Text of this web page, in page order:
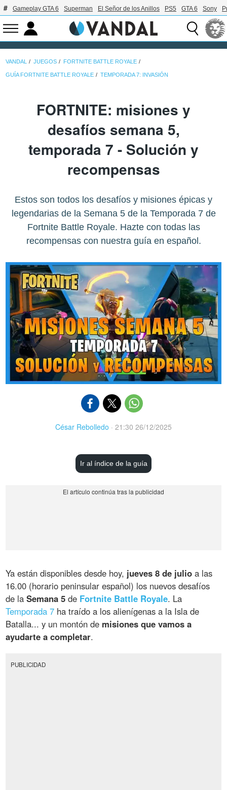
Gameplay GTA 6 Superman El Señor de los Anillos PS5 GTA 6 Sony
VANDAL JUEGOS FORTNITE BATTLE ROYALE
GUÍA FORTNITE BATTLE ROYALE TEMPORADA 7: INVASIÓN
FORTNITE: misiones y
desafíos semana 5,
temporada 7 - Solución y
recompensas
Estos son todos los desafíos y misiones épicas y
legendarias de la Semana 5 de la Temporada 7 de
Fortnite Battle Royale. Hazte con todas las
recompensas con nuestra guía en español.
César Rebolledo · 21:30 26/12/2025
Ir al índice de la guía
Ya están disponibles desde hoy, jueves 8 de julio a las
16.00 (horario peninsular español) los nuevos desafíos
de laSemana 5 de Fortnite Battle Royale. La
Temporada 7 ha traído a los alienígenas a la Isla de
Batalla... y un montón de misiones que vamos a
ayudarte a completar.
PUBLICIDAD